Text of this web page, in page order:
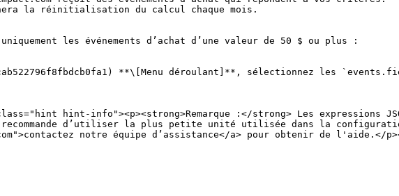
la réinitialisation du calcul chaque mois.
les événements d’achat d’une valeur de 50 $ ou plus :
d’utiliser la plus petite unité utilisée dans la
notre équipe d’assistance</a> pour obtenir de l'aide.</